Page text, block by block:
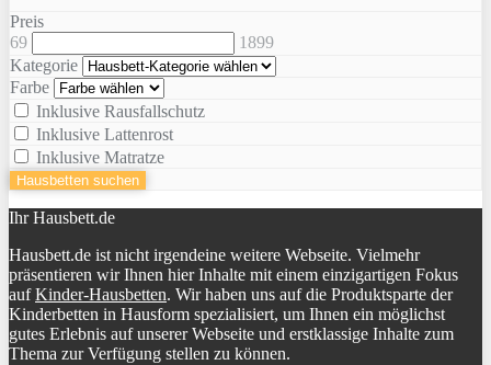
Preis
69
1899
Kategorie
Farbe
Inklusive Rausfallschutz
Inklusive Lattenrost
Inklusive Matratze
Hausbetten suchen
Ihr Hausbett.de
Hausbett.de ist nicht irgendeine weitere Webseite. Vielmehr
präsentieren wir Ihnen hier Inhalte mit einem einzigartigen Fokus
aufKinder-Hausbetten. Wir haben uns auf die Produktsparte der
Kinderbetten in Hausform spezialisiert, um Ihnen ein möglichst
gutes Erlebnis auf unserer Webseite und erstklassige Inhalte zum
Thema zur Verfügung stellen zu können.